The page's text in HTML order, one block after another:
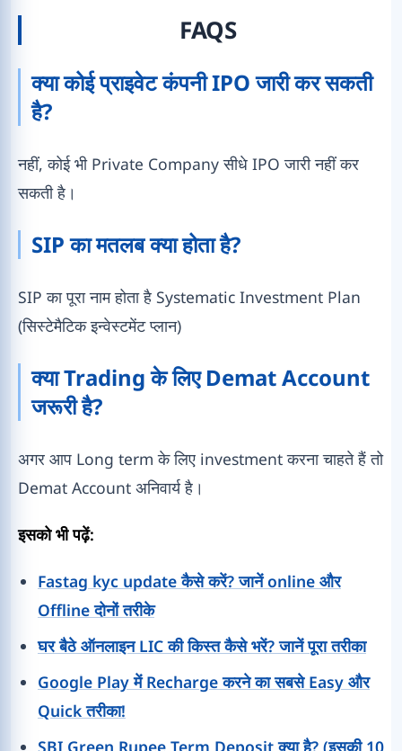
FAQS
क्या कोई प्राइवेट कंपनी IPO जारी कर सकती
है?
नहीं, कोई भी Private Company सीधे IPO जारी नहीं कर
सकती है।
SIP का मतलब क्या होता है?
SIP का पूरा नाम होता है Systematic Investment Plan
(सिस्टेमैटिक इन्वेस्टमेंट प्लान)
क्या Trading के लिए Demat Account
जरूरी है?
अगर आप Long term के लिए investment करना चाहते हैं तो
Demat Account अनिवार्य है।
इसको भी पढ़ें:
Fastag kyc update कैसे करें? जानें online और
Offline दोनों तरीके
घर बैठे ऑनलाइन LIC की किस्त कैसे भरें? जानें पूरा तरीका
Google Play में Recharge करने का सबसे Easy और
Quick तरीका!
SBI Green Rupee Term Deposit क्या है? (इसकी 10